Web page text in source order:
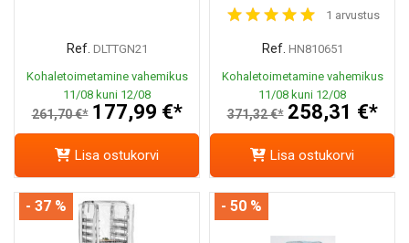
Ref. DLTTGN21
Kohaletoimetamine vahemikus
11/08 kuni 12/08
261,70 €* 177,99 €*
Lisa ostukorvi
1 arvustus
Ref. HN810651
Kohaletoimetamine vahemikus
11/08 kuni 12/08
371,32 €* 258,31 €*
Lisa ostukorvi
- 37 % - 50 %